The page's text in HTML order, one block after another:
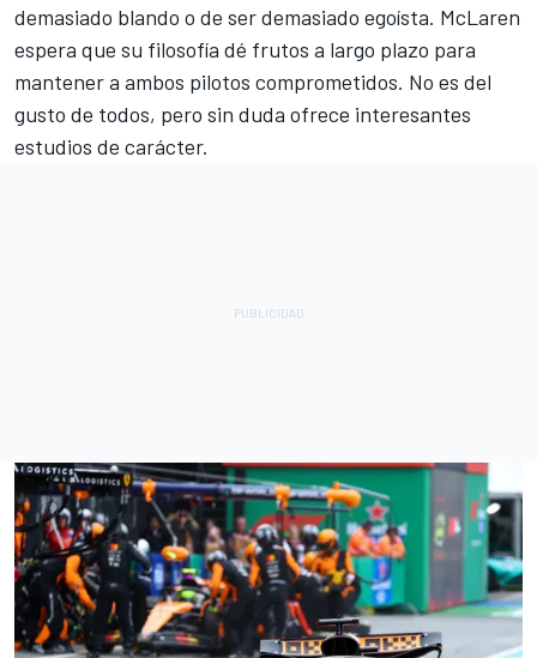
demasiado blando o de ser demasiado egoísta. McLaren
espera que su filosofía dé frutos a largo plazo para
mantener a ambos pilotos comprometidos. No es del
gusto de todos, pero sin duda ofrece interesantes
estudios de carácter.